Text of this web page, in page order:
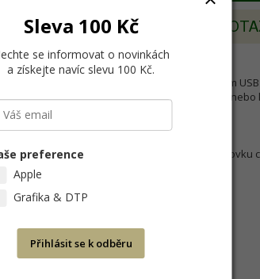
POSLAT
Tímto certifikovaným kabelem
pro synchronizaci a nabíjení
Hlavní vlastnosti:
Vystužené napojení na
Sleva 100 Kč
se informovat o novinkách
a získejte navíc slevu 100 Kč.
preference
Apple
Grafika & DTP
Přihlásit se k odběru